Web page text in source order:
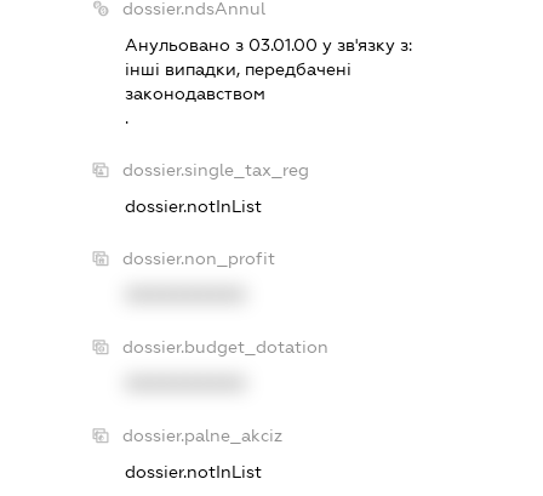
dossier.ndsAnnul
Анульовано з 03.01.00 у зв'язку з:
iншi випадки, передбаченi
законодавством
.
dossier.single_tax_reg
dossier.notInList
dossier.non_profit
dossier.budget_dotation
dossier.palne_akciz
dossier.notInList